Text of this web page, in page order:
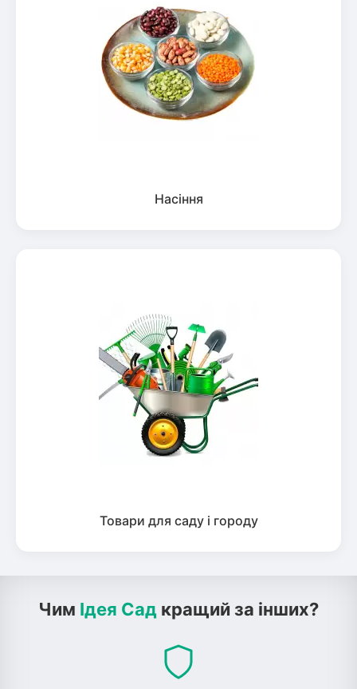
Насіння
Товари для саду і городу
Чим Ідея Сад кращий за інших?